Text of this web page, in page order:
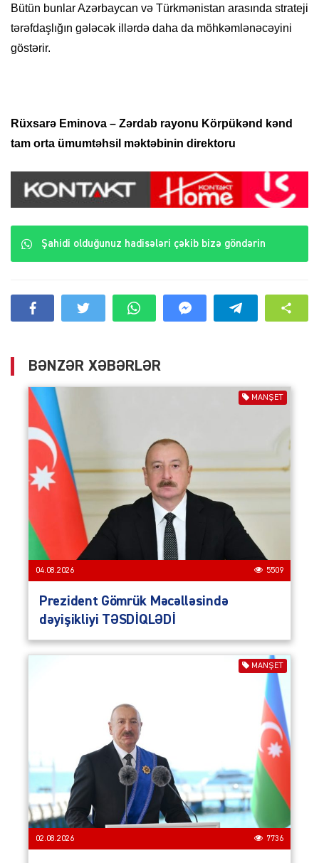
Bütün bunlar Azərbaycan və Türkmənistan arasında strateji
tərəfdaşlığın gələcək illərdə daha da möhkəmlənəcəyini
göstərir.
Rüxsarə Eminova – Zərdab rayonu Körpükənd kənd
tam orta ümumtəhsil məktəbinin direktoru
Şahidi olduğunuz hadisələri çəkib bizə göndərin
BƏNZƏR XƏBƏRLƏR
MANŞET
04.08.2026 5509
Prezident Gömrük Məcəlləsində
dəyişikliyi TƏSDİQLƏDİ
MANŞET
02.08.2026 7736